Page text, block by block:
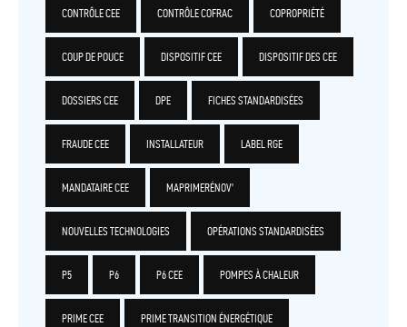
CONTRÔLE CEE CONTRÔLE COFRAC COPROPRIÉTÉ
COUP DE POUCE DISPOSITIF CEE DISPOSITIF DES CEE
DOSSIERS CEE DPE FICHES STANDARDISÉES
FRAUDE CEE INSTALLATEUR LABEL RGE
MANDATAIRE CEE MAPRIMERÉNOV'
NOUVELLES TECHNOLOGIES OPÉRATIONS STANDARDISÉES
P5 P6 P6 CEE POMPES À CHALEUR
PRIME CEE PRIME TRANSITION ÉNERGÉTIQUE